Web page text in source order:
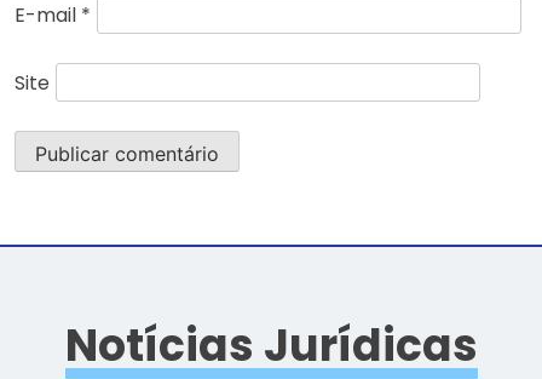
E-mail *
Site
Notícias Jurídicas